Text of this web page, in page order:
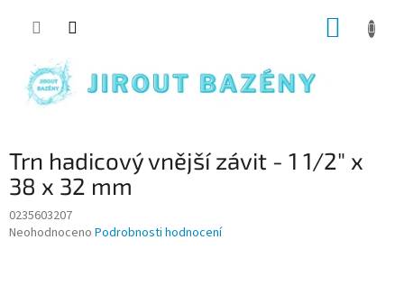
Trn hadicový vnější závit - 1 1/2" x
38 x 32 mm
0235603207
Průměrné hodnocení produktu je 0,0 z 5 hvězdiček.
Neohodnoceno Podrobnosti hodnocení